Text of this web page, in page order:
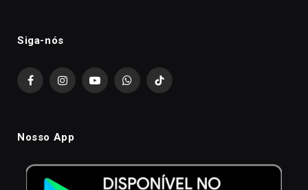
Siga-nós
FacebookInstagramYouTubeWhatsAppTikTok
Nosso App